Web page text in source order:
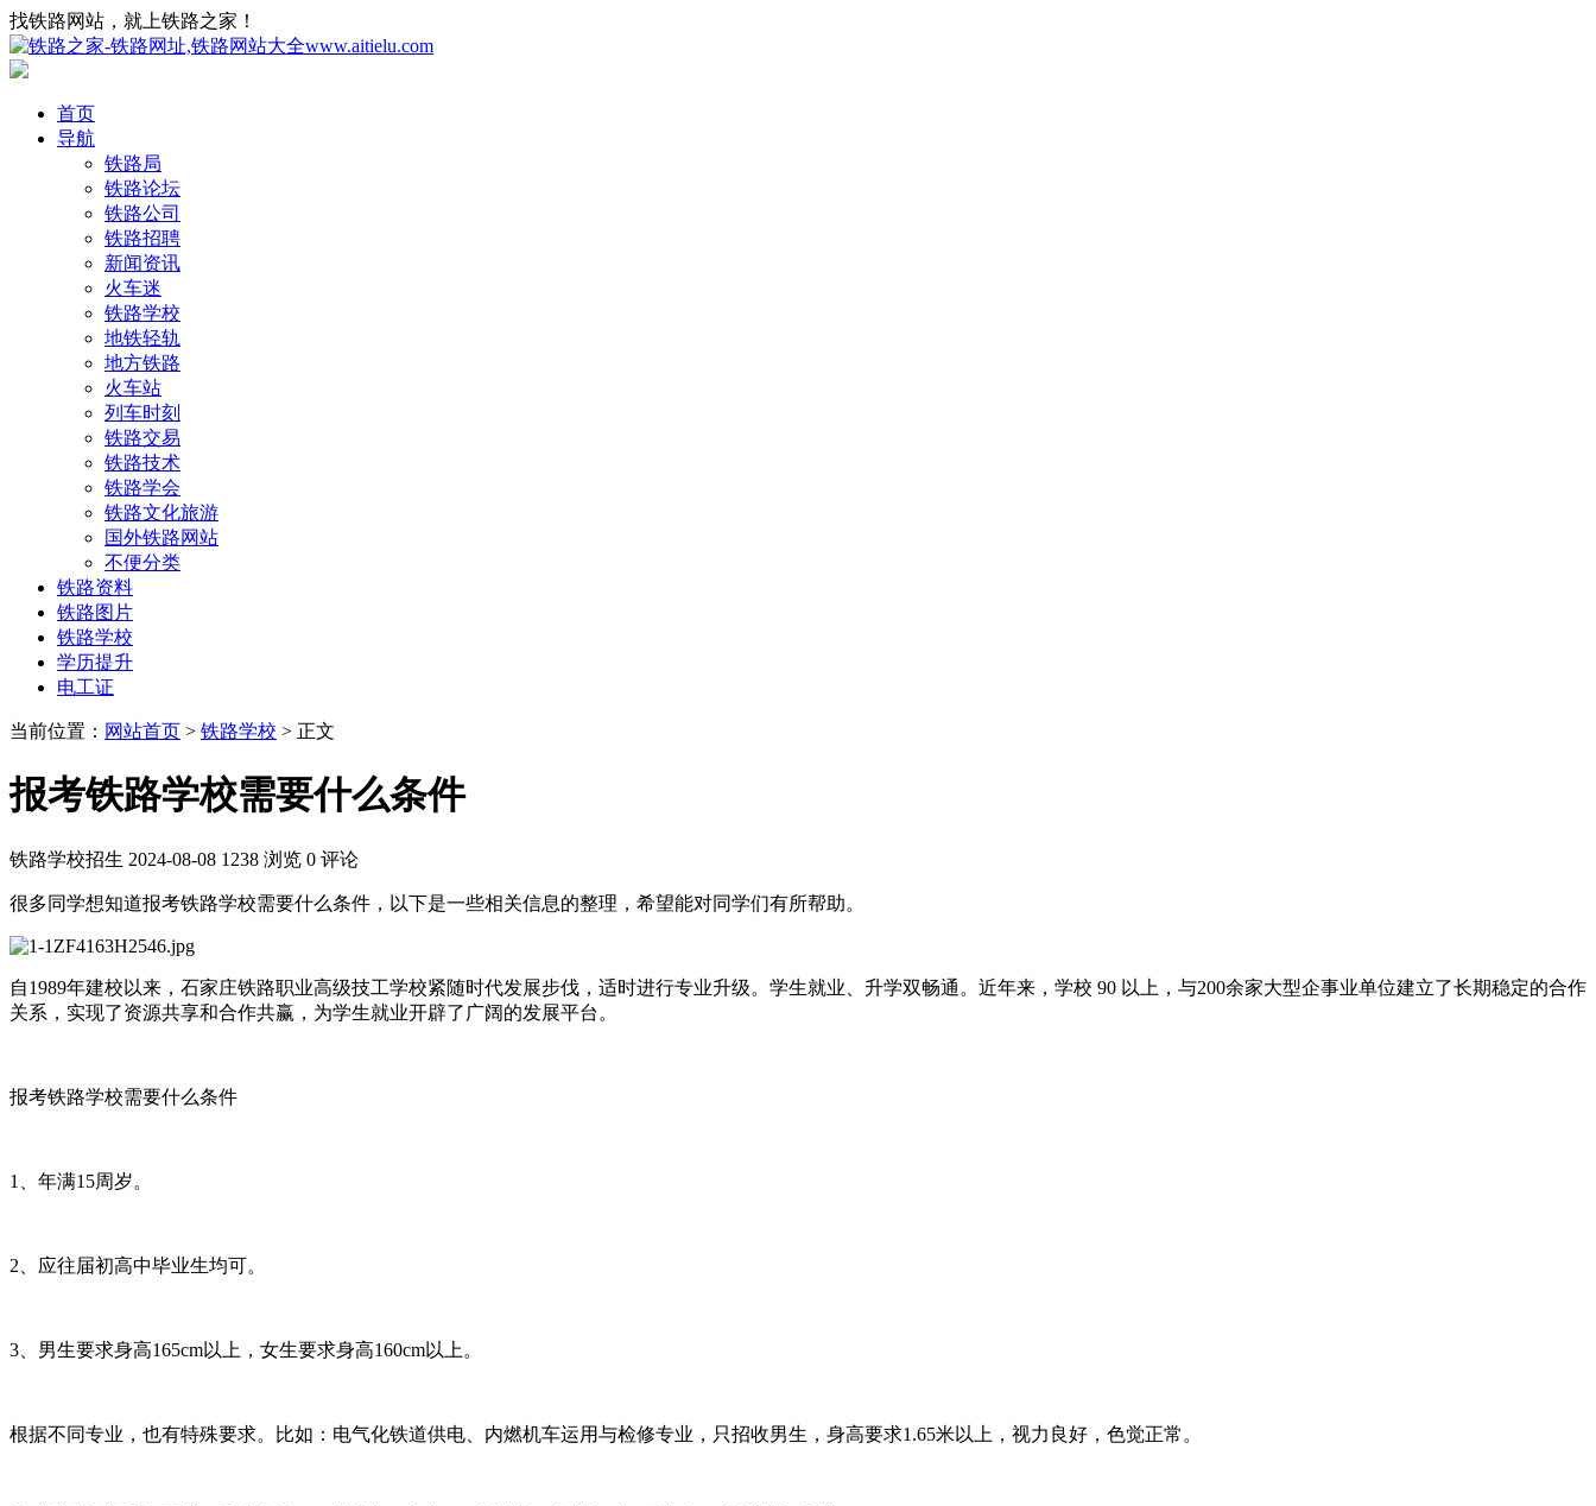
找铁路网站，就上铁路之家！
首页
导航
铁路局
铁路论坛
铁路公司
铁路招聘
新闻资讯
火车迷
铁路学校
地铁轻轨
地方铁路
火车站
列车时刻
铁路交易
铁路技术
铁路学会
铁路文化旅游
国外铁路网站
不便分类
铁路资料
铁路图片
铁路学校
学历提升
电工证
当前位置： 网站首页 > 铁路学校 > 正文
报考铁路学校需要什么条件
铁路学校招生 2024-08-08 1238 浏览 0 评论
很多同学想知道报考铁路学校需要什么条件，以下是一些相关信息的整理，希望能对同学们有所帮助。
自1989年建校以来，石家庄铁路职业高级技工学校紧随时代发展步伐，适时进行专业升级。学生就业、升学双畅通。近年来，学校 90 以上，与200余家大型企事业单位建立了长期稳定的合作
关系，实现了资源共享和合作共赢，为学生就业开辟了广阔的发展平台。
报考铁路学校需要什么条件
1、年满15周岁。
2、应往届初高中毕业生均可。
3、男生要求身高165cm以上，女生要求身高160cm以上。
根据不同专业，也有特殊要求。比如：电气化铁道供电、内燃机车运用与检修专业，只招收男生，身高要求1.65米以上，视力良好，色觉正常。